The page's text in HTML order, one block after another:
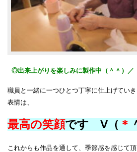
◎出来上がりを楽しみに製作中（＾＾）／
職員と一緒に一つひとつ丁寧に仕上げてい
表情は、
最高の笑顔です V（ ＊
これからも作品を通して、季節感を感じて